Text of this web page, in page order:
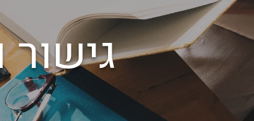
גישור